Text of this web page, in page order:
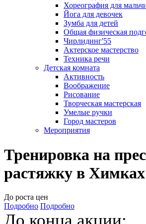
Хореография для
Йога для девочек
Зумба для детей
Общая физическая
Чирлидинг'55
Актерское мастерство
Техника речи
Детская комната
Активность
Воображение
Рисование
Творческая мастерская
Умелые ручки
Город мастеров
Мероприятия
Тренировка на
растяжку в Химках
До роста цен
Подробно Подробно